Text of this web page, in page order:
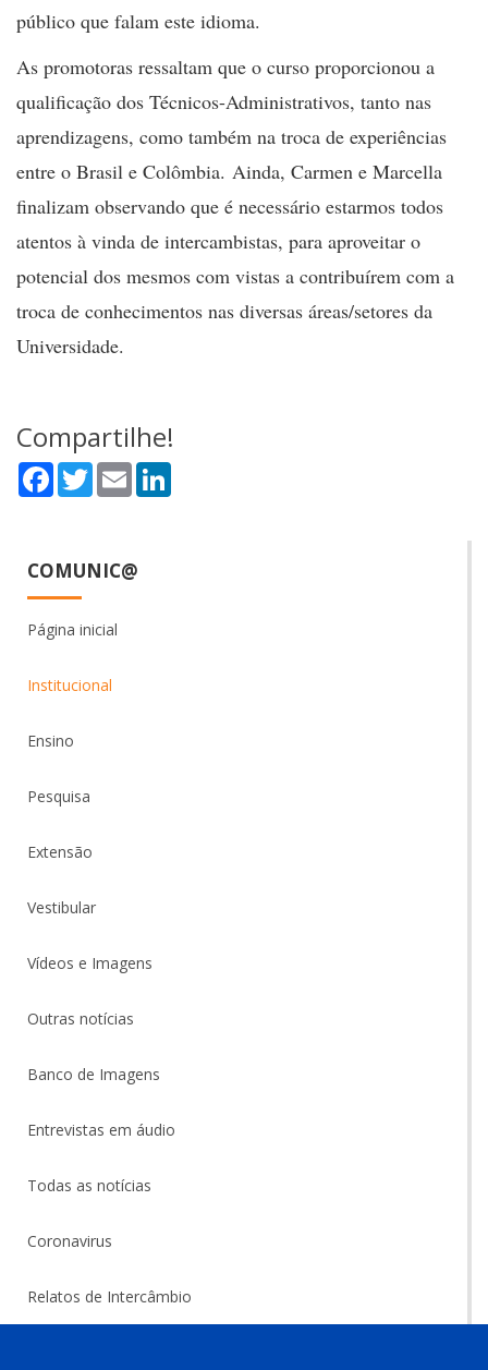
público que falam este idioma.
As promotoras ressaltam que o curso proporcionou a
qualificação dos Técnicos-Administrativos, tanto nas
aprendizagens, como também na troca de experiências
entre o Brasil e Colômbia. Ainda, Carmen e Marcella
finalizam observando que é necessário estarmos todos
atentos à vinda de intercambistas, para aproveitar o
potencial dos mesmos com vistas a contribuírem com a
troca de conhecimentos nas diversas áreas/setores da
Universidade.
Compartilhe!
Facebook
TwitterEmail
COMUNIC@
Página inicial
Institucional
Ensino
Pesquisa
Extensão
Vestibular
Vídeos e Imagens
Outras notícias
Banco de Imagens
Entrevistas em áudio
Todas as notícias
Coronavirus
Relatos de Intercâmbio